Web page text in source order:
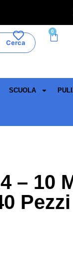
Cerca
0
SCUOLA
– 10
Pezzi